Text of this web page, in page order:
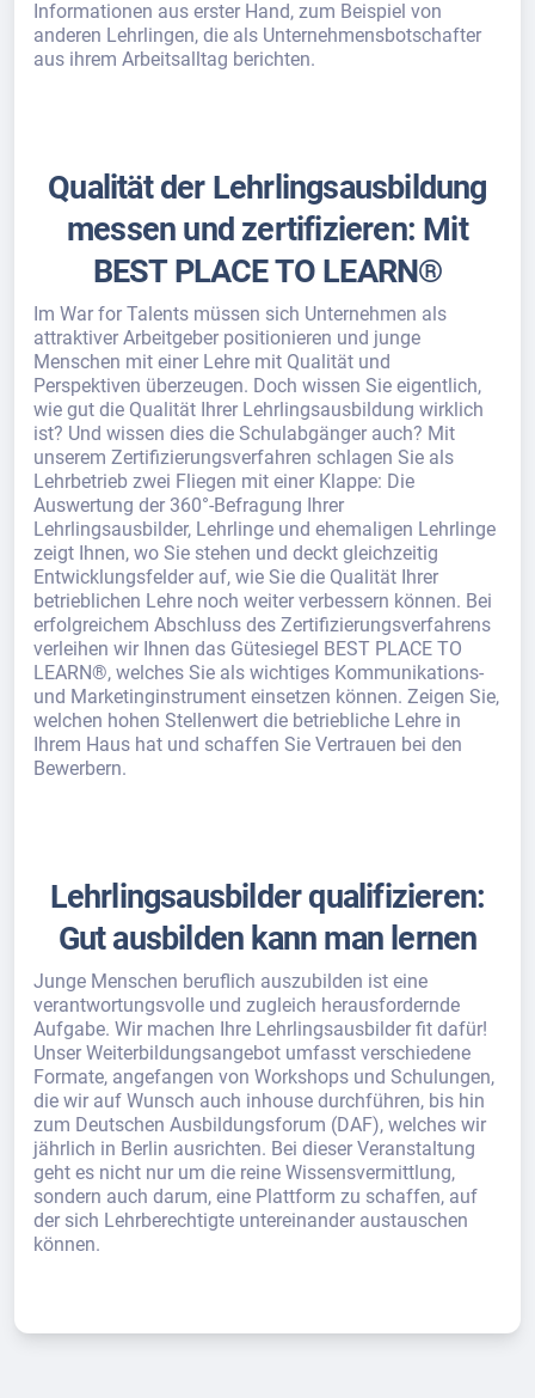
Informationen aus erster Hand, zum Beispiel von
anderen Lehrlingen, die als Unternehmensbotschafter
aus ihrem Arbeitsalltag berichten.
Qualität der Lehrlingsausbildung
messen und zertifizieren: Mit
BEST PLACE TO LEARN®
Im War for Talents müssen sich Unternehmen als
attraktiver Arbeitgeber positionieren und junge
Menschen mit einer Lehre mit Qualität und
Perspektiven überzeugen. Doch wissen Sie eigentlich,
wie gut die Qualität Ihrer Lehrlingsausbildung wirklich
ist? Und wissen dies die Schulabgänger auch? Mit
unserem Zertifizierungsverfahren schlagen Sie als
Lehrbetrieb zwei Fliegen mit einer Klappe: Die
Auswertung der 360°-Befragung Ihrer
Lehrlingsausbilder, Lehrlinge und ehemaligen Lehrlinge
zeigt Ihnen, wo Sie stehen und deckt gleichzeitig
Entwicklungsfelder auf, wie Sie die Qualität Ihrer
betrieblichen Lehre noch weiter verbessern können. Bei
erfolgreichem Abschluss des Zertifizierungsverfahrens
verleihen wir Ihnen das Gütesiegel BEST PLACE TO
LEARN®, welches Sie als wichtiges Kommunikations-
und Marketinginstrument einsetzen können. Zeigen Sie,
welchen hohen Stellenwert die betriebliche Lehre in
Ihrem Haus hat und schaffen Sie Vertrauen bei den
Bewerbern.
Lehrlingsausbilder qualifizieren:
Gut ausbilden kann man lernen
Junge Menschen beruflich auszubilden ist eine
verantwortungsvolle und zugleich herausfordernde
Aufgabe. Wir machen Ihre Lehrlingsausbilder fit dafür!
Unser Weiterbildungsangebot umfasst verschiedene
Formate, angefangen von Workshops und Schulungen,
die wir auf Wunsch auch inhouse durchführen, bis hin
zum Deutschen Ausbildungsforum (DAF), welches wir
jährlich in Berlin ausrichten. Bei dieser Veranstaltung
geht es nicht nur um die reine Wissensvermittlung,
sondern auch darum, eine Plattform zu schaffen, auf
der sich Lehrberechtigte untereinander austauschen
können.